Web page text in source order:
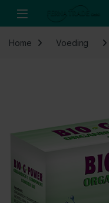
Open
Home Voeding